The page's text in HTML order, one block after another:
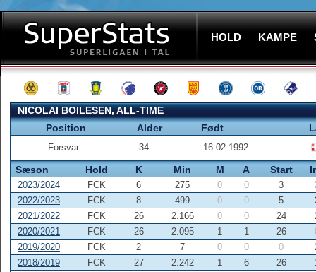
HOLD KAMPE
NICOLAI BOILESEN, ALL-TIME
Position
Alder Født
Forsvar 34 16.02.1992
Sæson Hold K Min M A Start
2023/2024 FCK 6 275 0 0 3
2022/2023
FCK 8 499 0 0 5
2021/2022
FCK 26 2.166 0 0 24
2020/2021
FCK 26 2.095 1 1 26
2019/2020
FCK 2 7 0 0 0
2018/2019
FCK 27 2.242 1 6 26